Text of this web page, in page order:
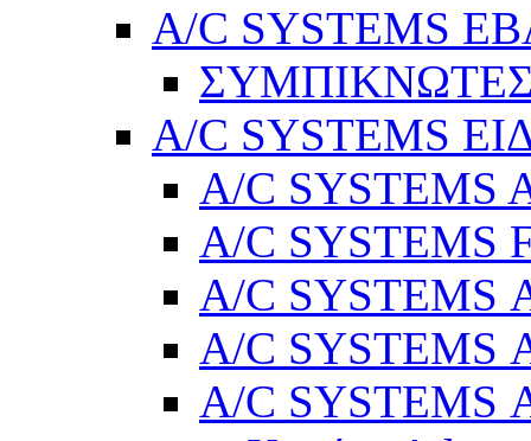
A/C SYSTEMS
A/C SYSTEMS
A/C SYSTEMS
A/C SYSTEMS
A/C SYSTEMS
A/C SYSTEMS
A/C SYSTEMS